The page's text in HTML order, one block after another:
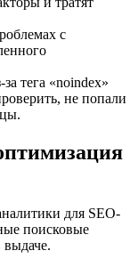
с
тега «noindex»
не попали
для SEO-
поисковые
выдаче.